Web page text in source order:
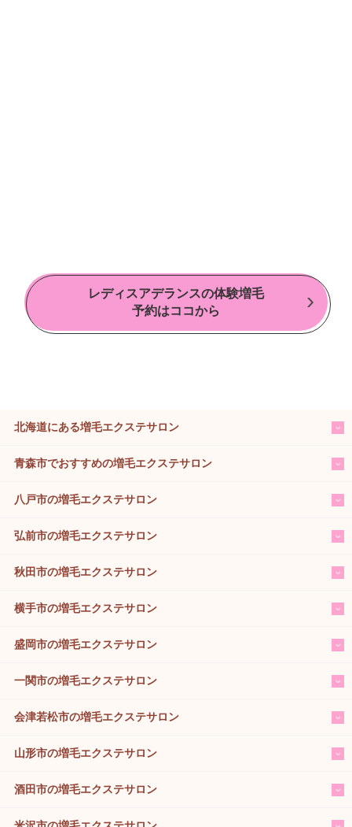
レディスアデランスの体験増毛
予約はココから
北海道にある増毛エクステサロン
青森市でおすすめの増毛エクステサロン
八戸市の増毛エクステサロン
弘前市の増毛エクステサロン
秋田市の増毛エクステサロン
横手市の増毛エクステサロン
盛岡市の増毛エクステサロン
一関市の増毛エクステサロン
会津若松市の増毛エクステサロン
山形市の増毛エクステサロン
酒田市の増毛エクステサロン